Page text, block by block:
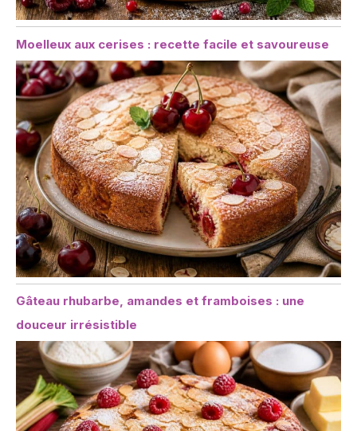
Moelleux aux cerises : recette facile et savoureuse
Gâteau rhubarbe, amandes et framboises : une
douceur irrésistible